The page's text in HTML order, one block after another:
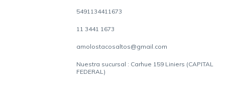
5491134411673
11 3441 1673
amolostacosaltos@gmail.com
Nuestra sucursal : Carhue 159 Liniers (CAPITAL
FEDERAL)